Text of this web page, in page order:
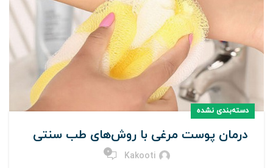
دسته‌بندی نشده
درمان پوست مرغی با روش‌های طب سنتی
Kakooti
0